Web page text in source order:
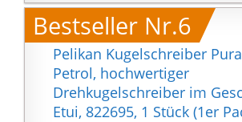
Anzahl der
1.0
Bestseller Nr.6
Pelikan Kugelschreiber
Petrol, hochwertiger
Drehkugelschreiber im
Etui, 822695, 1 Stück (1er